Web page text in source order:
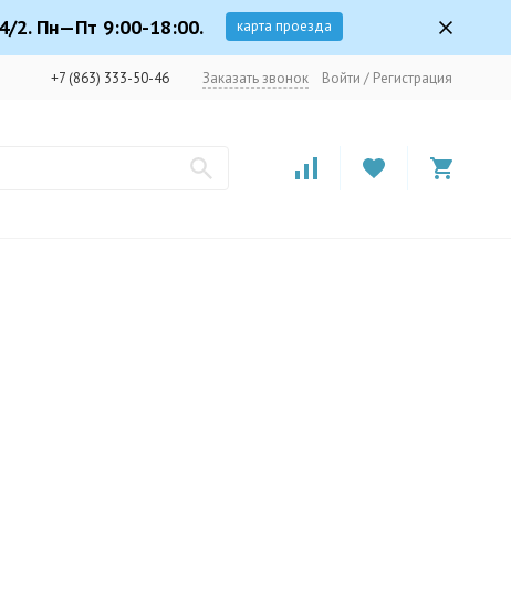
2. Пн—Пт 9:00-18:00. карта проезда
+7 (863) 333-50-46 Заказать звонок Войти / Регистрация